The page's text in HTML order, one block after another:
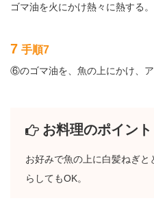
ゴマ油を火にかけ熱々に熱する。
7 手順7
⑥のゴマ油を、魚の上にかけ、ア
お料理のポイント
お好みで魚の上に白髪ねぎ
らしてもOK。